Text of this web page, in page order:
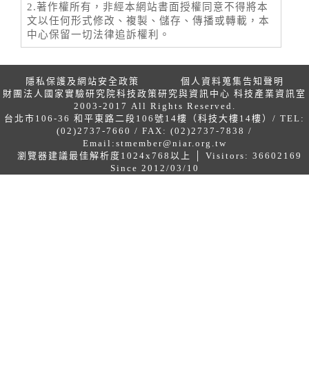
2.著作權所有，非經本網站書面授權同意不得將本
文以任何形式修改、複製、儲存、傳播或轉載，本
中心保留一切法律追訴權利。
隱私保護及網站安全政策
個人資料蒐集告知聲明
財團法人國家實驗研究院科技政策研究與資訊中心 科技產業資訊室
2003-2017 All Rights Reserved.
台北市106-36 和平東路二段106號14樓（科技大樓14樓）/ TEL:
(02)2737-7660 / FAX: (02)2737-7838 /
Email: stmember@niar.org.tw
瀏覽器建議最佳解析度1024x768以上 │ Visitors: 36602169
Since 2012/03/10